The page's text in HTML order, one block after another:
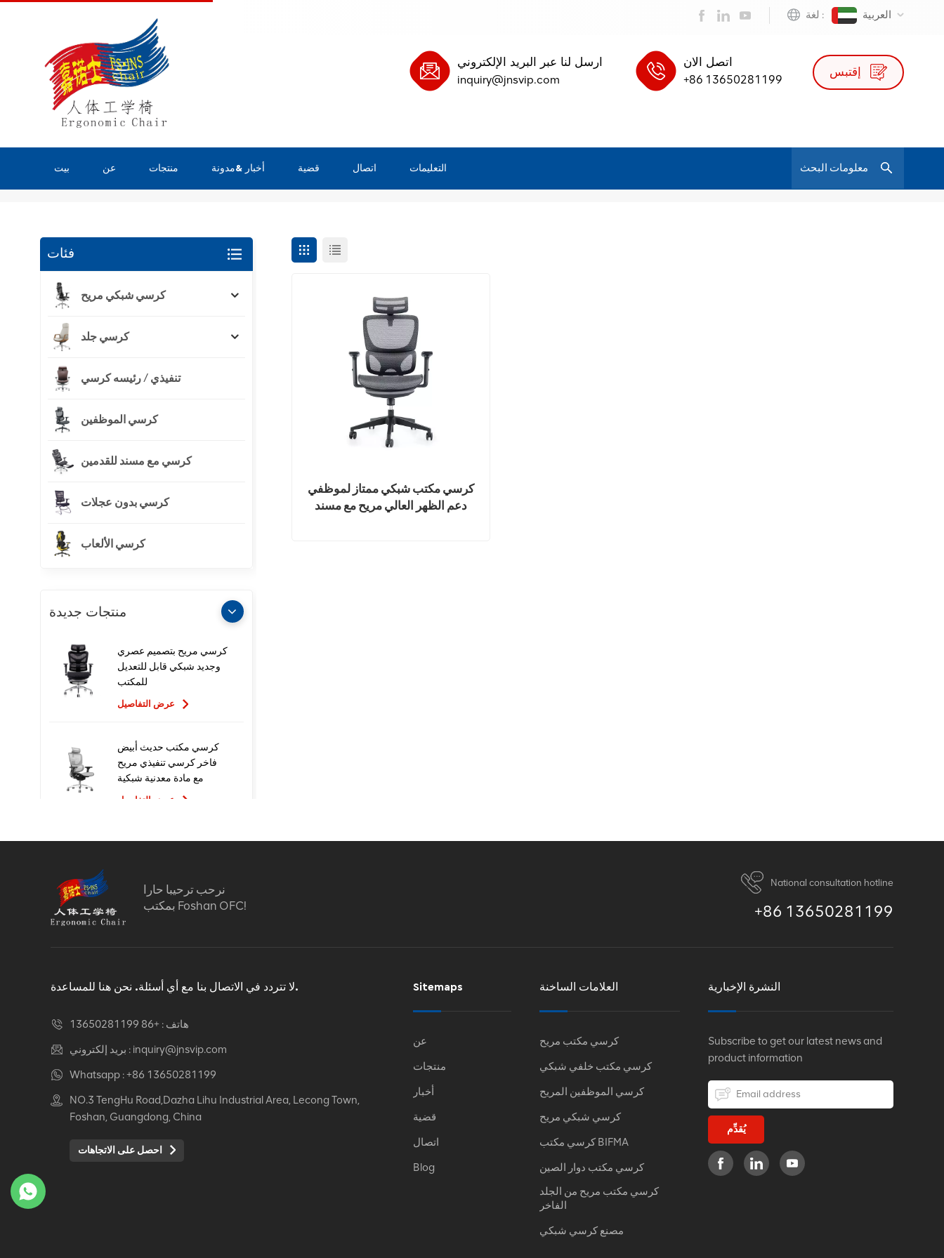
لغة :
ارسل لنا عبر البريد الإلكتروني
inquiry@jnsvip.com
اتصل الان
+86 13650281199
بيت عن منتجات أخبار &مدونة قضية اتصال التعليمات
يبحث
كرسي مكتب شبكي ممتاز لموظفي
دعم الظهر العالي مريح مع مسند
فئات
كرسي شبكي مريح
كرسي جلد
تنفيذي / رئيسه كرسي
كرسي الموظفين
كرسي مع مسند للقدمين
كرسي بدون عجلات
كرسي الألعاب
منتجات جديدة
كرسي مريح بتصميم عصري
وجديد شبكي قابل للتعديل
للمكتب
كرسي مكتب حديث أبيض
فاخر كرسي تنفيذي مريح
مع مادة معدنية شبكية
للاستخدام المكتبي
تصميم جديد عالي الجودة
عرض التفاصيل
كرسي جلدي مريح Auding:
المكتبي والمنزلي
عرض التفاصيل
كرسي جلدي مريح من
طوال اليوم
نرحب ترحيبا حارا
بمكتب Foshan OFC!
National consultation hotline
+86 13650281199
لا تتردد في الاتصال بنا مع أي أسئلة. نحن هنا للمساعدة.
هاتف : +86 13650281199
بريد إلكتروني : inquiry@jnsvip.com
Whatsapp :+86 13650281199
NO.3 TengHu Road,Dazha Lihu Industrial Area, Lecong Town,
Foshan, Guangdong, China
Sitemaps
عن
منتجات
أخبار
قضية
اتصال
Blog
العلامات الساخنة
كرسي مكتب مريح
كرسي مكتب خلفي شبكي
كرسي الموظفين المريح
كرسي شبكي مريح
كرسي مكتب BIFMA
كرسي مكتب دوار الصين
كرسي مكتب مريح من الجلد
الفاخر
مصنع كرسي شبكي
النشرة الإخبارية
Subscribe to get our latest news and
product information
يُقدِّم